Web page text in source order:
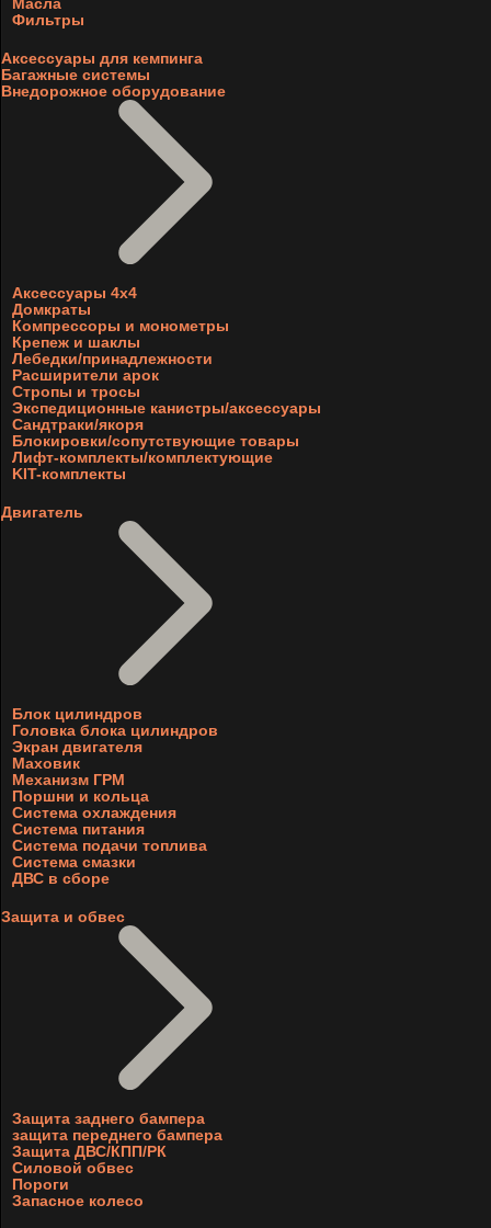
Фильтры
Аксессуары для кемпинга
Багажные системы
Внедорожное оборудование
Аксессуары 4х4
Домкраты
Компрессоры и монометры
Крепеж и шаклы
Лебедки/принадлежности
Расширители арок
Стропы и тросы
Экспедиционные канистры/аксессуары
Сандтраки/якоря
Блокировки/сопутствующие товары
Лифт-комплекты/комплектующие
KIT-комплекты
Двигатель
Блок цилиндров
Головка блока цилиндров
Экран двигателя
Маховик
Механизм ГРМ
Поршни и кольца
Система охлаждения
Система питания
Система подачи топлива
Система смазки
ДВС в сборе
Защита и обвес
Защита заднего бампера
защита переднего бампера
Защита ДВС/КПП/РК
Силовой обвес
Пороги
Запасное колесо